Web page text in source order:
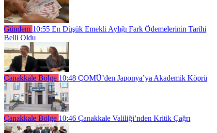
Gündem 10:55 En Düşük Emekli Aylığı Fark Ödemelerinin Tarihi
Belli Oldu
Çanakkale Bölge 10:48 ÇOMÜ’den Japonya’ya Akademik Köprü
Çanakkale Bölge 10:46 Çanakkale Valiliği’nden Kritik Çağrı